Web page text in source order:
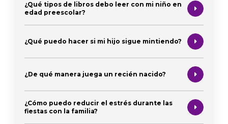
¿Qué tipos de libros debo leer con mi niño en
edad preescolar?
¿Qué puedo hacer si mi hijo sigue mintiendo?
¿De qué manera juega un recién nacido?
¿Cómo puedo reducir el estrés durante las
fiestas con la familia?